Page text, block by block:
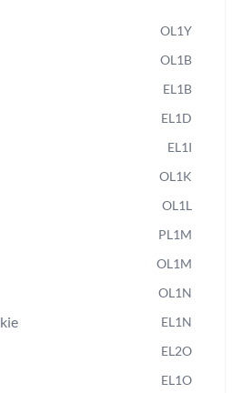
OL1Y
OL1B
EL1B
EL1D
EL1I
OL1K
OL1L
PL1M
OL1M
OL1N
EL1N
EL2O
EL1O